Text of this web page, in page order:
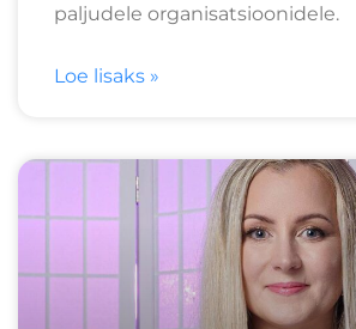
paljudele organisatsioonidele.
Loe lisaks »